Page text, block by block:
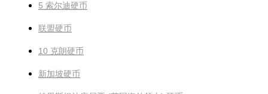
5 索尔迪硬币
联盟硬币
10 克朗硬币
新加坡硬币